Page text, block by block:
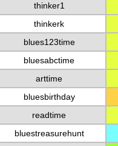
thinker1
thinkerk
blues123time
bluesabctime
arttime
bluesbirthday
readtime
bluestreasurehunt